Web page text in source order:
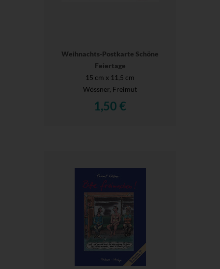
Weihnachts-Postkarte Schöne
Feiertage
15 cm x 11,5 cm
Wössner, Freimut
1,50 €